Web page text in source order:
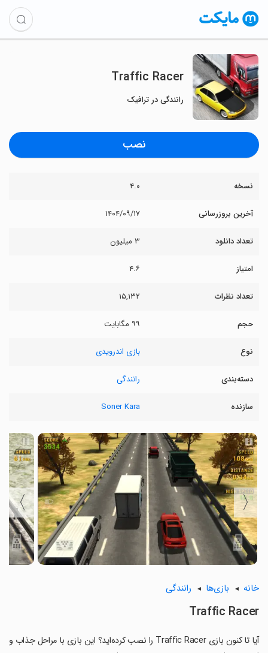
Traffic Racer
رانندگی در ترافیک
نصب
نسخه ۴.۰
آخرین بروزرسانی ۱۴۰۴/۰۹/۱۷
تعداد دانلود ۳ میلیون
امتیاز ۴.۶
تعداد نظرات ۱۵,۱۳۲
حجم ۹۹ مگابایت
نوع بازی اندرویدی
دسته‌بندی رانندگی
سازنده Soner Kara
〈
〉
خانه بازی‌ها رانندگی
Traffic Racer
آیا تا کنون بازی Traffic Racer را نصب کرده‌اید؟ این بازی با مراحل جذاب و